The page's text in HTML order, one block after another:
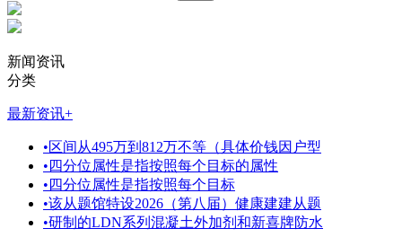
新闻资讯
分类
最新资讯+
•区间从495万到812万不等（具体价钱因户型
• 四分位属性是指按照每个目标的属性
• 四分位属性是指按照每个目标
•该从题馆特设2026（第八届）健康建建从题
•研制的LDN系列混凝土外加剂和新喜牌防水